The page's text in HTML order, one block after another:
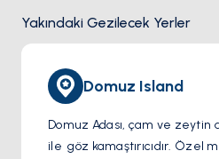
Yakındaki Gezilecek Yerler
Domuz Island
Domuz Adası, çam ve zeytin
ile göz kamaştırıcıdır. Özel